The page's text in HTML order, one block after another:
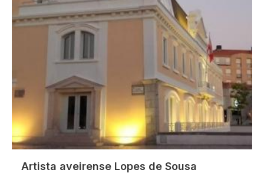
Artista aveirense Lopes de Sousa